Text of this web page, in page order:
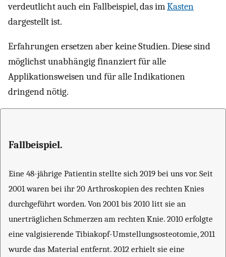
verdeutlicht auch ein Fallbeispiel, das imKasten
dargestellt ist.
Erfahrungen ersetzen aber keine Studien. Diese sind
möglichst unabhängig finanziert für alle
Applikationsweisen und für alle Indikationen
dringend nötig.
Fallbeispiel.
Eine 48-jährige Patientin stellte sich 2019 bei uns vor. Seit
2001 waren bei ihr 20 Arthroskopien des rechten Knies
durchgeführt worden. Von 2001 bis 2010 litt sie an
unerträglichen Schmerzen am rechten Knie. 2010 erfolgte
eine valgisierende Tibiakopf-Umstellungsosteotomie, 2011
wurde das Material entfernt. 2012 erhielt sie eine